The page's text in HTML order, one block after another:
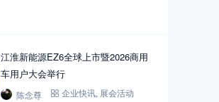
江淮新能源EZ6全球上市暨2026商用
车用户大会举行
陈念尊 企业快讯
展会活动